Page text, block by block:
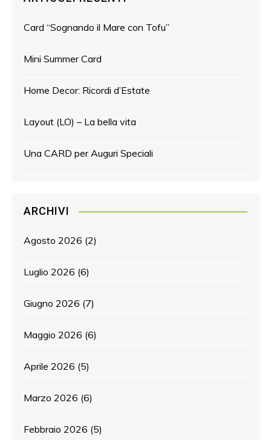
Card “Sognando il Mare con Tofu”
Mini Summer Card
Home Decor: Ricordi d’Estate
Layout (LO) – La bella vita
Una CARD per Auguri Speciali
ARCHIVI
Agosto 2026 (2)
Luglio 2026 (6)
Giugno 2026 (7)
Maggio 2026 (6)
Aprile 2026 (5)
Marzo 2026 (6)
Febbraio 2026 (5)